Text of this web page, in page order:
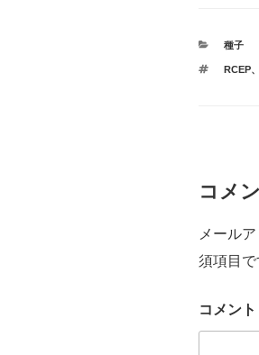
カ
ゴ
種子
タ
RCEP、
コメ
メール
須項目で
コメント